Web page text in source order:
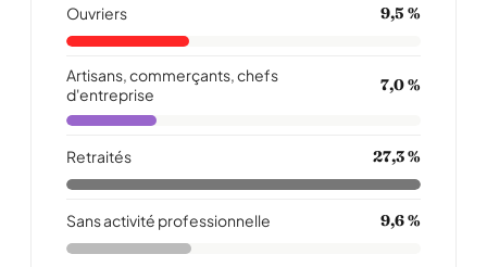
Ouvriers 9,5 %
Artisans, commerçants, chefs
d'entreprise
7,0 %
Retraités 27,3 %
Sans activité professionnelle 9,6 %